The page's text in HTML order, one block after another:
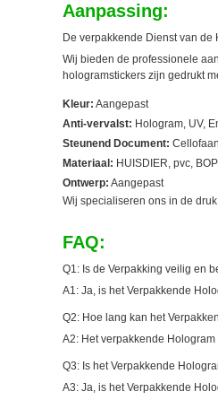
Aanpassing:
De verpakkende Dienst van de
Wij bieden de professionele
hologramstickers zijn gedrukt
Kleur: Aangepast
Anti-vervalst: Hologram, UV,
Steunend Document:
Materiaal: HUISDIER, pvc,
Ontwerp: Aangepast
Wij specialiseren ons in de
FAQ:
Q1: Is de Verpakking veilig en
A1: Ja, is het Verpakkende
Q2: Hoe lang kan het
A2: Het verpakkende
Q3: Is het Verpakkende
A3: Ja, is het Verpakkende